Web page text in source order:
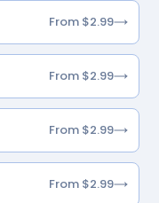
From $2.99
From $2.99
From $2.99
From $2.99